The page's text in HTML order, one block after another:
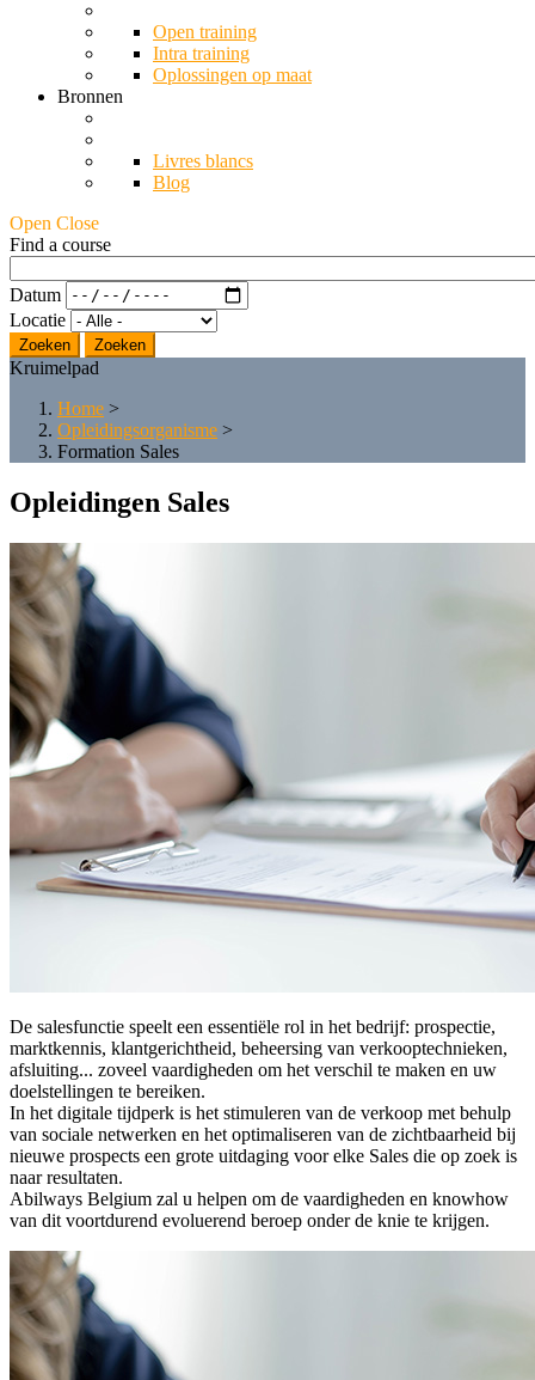
Open training
Intra training
Oplossingen op maat
Bronnen
Livres blancs
Blog
Open Close
Find a course
Datum
Locatie
Zoeken
Kruimelpad
Home >
Opleidingsorganisme >
Formation Sales
Opleidingen Sales
De salesfunctie speelt een essentiële rol in het bedrijf: prospectie,
marktkennis, klantgerichtheid, beheersing van verkooptechnieken,
afsluiting... zoveel vaardigheden om het verschil te maken en uw
doelstellingen te bereiken.
In het digitale tijdperk is het stimuleren van de verkoop met behulp
van sociale netwerken en het optimaliseren van de zichtbaarheid bij
nieuwe prospects een grote uitdaging voor elke Sales die op zoek is
naar resultaten.
Abilways Belgium zal u helpen om de vaardigheden en knowhow
van dit voortdurend evoluerend beroep onder de knie te krijgen.